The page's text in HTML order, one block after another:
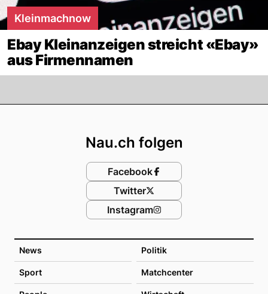
Kleinmachnow
Ebay Kleinanzeigen streicht «Ebay»
aus Firmennamen
News Politik
Sport Matchcenter
Nau.ch folgen
Facebook
Twitter
Instagram